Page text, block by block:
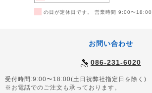
の日が定休日です。 営業時間 9:00〜18:00
お問い合わせ
086-231-6020
受付時間:9:00〜18:00(土日祝弊社指定日を除く)
※お電話でのご注文も承っております。